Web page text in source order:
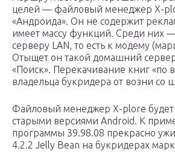
целей — файловый менеджер X-
«Андроида». Он не содержит
имеет массу функций. Среди них
серверу LAN, то есть к модему
Отыщет он такой домашний
«Поиск». Перекачивание книг «по
владельца букридера от возни со
Файловый менеджер X-plore будет
старыми версиями Android. К
программы 39.98.08 прекрасно
4.2.2 Jelly Bean на букридерах